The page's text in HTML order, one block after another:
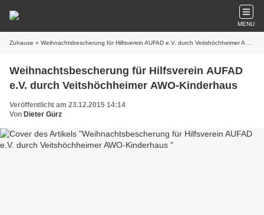
MENU
Zuhause » Weihnachtsbescherung für Hilfsverein AUFAD e.V. durch Veitshöchheimer AWO-Kinderhaus
Weihnachtsbescherung für Hilfsverein AUFAD
e.V. durch Veitshöchheimer AWO-Kinderhaus
Veröffentlicht am 23.12.2015 14:14
Von Dieter Gürz